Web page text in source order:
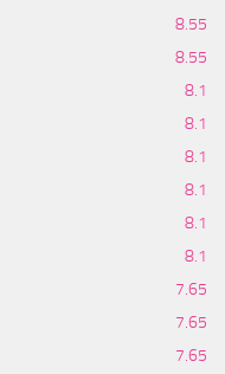
8.55
8.55
8.1
8.1
8.1
8.1
8.1
8.1
7.65
7.65
7.65